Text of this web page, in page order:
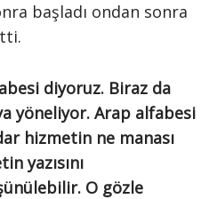
başladı ondan sonra
diyoruz. Biraz da
yöneliyor. Arap alfabesi
hizmetin ne manası
yazısını
O gözle